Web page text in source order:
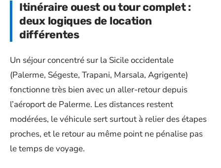
Itinéraire ouest ou tour complet :
deux logiques de location
différentes
Un séjour concentré sur la Sicile occidentale
(Palerme, Ségeste, Trapani, Marsala, Agrigente)
fonctionne très bien avec un aller-retour depuis
l’aéroport de Palerme. Les distances restent
modérées, le véhicule sert surtout à relier des étapes
proches, et le retour au même point ne pénalise pas
le temps de voyage.